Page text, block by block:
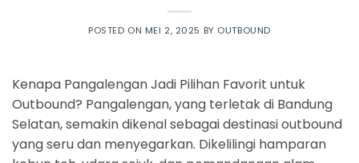
POSTED ON MEI 2, 2025 BY OUTBOUND
Kenapa Pangalengan Jadi Pilihan Favorit untuk
Outbound? Pangalengan, yang terletak di Bandung
Selatan, semakin dikenal sebagai destinasi outbound
yang seru dan menyegarkan. Dikelilingi hamparan